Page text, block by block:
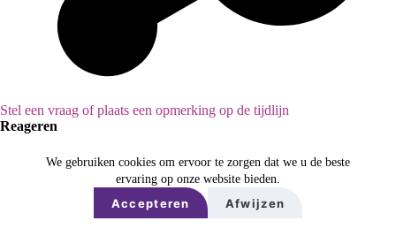
We gebruiken cookies om ervoor te zorgen dat we u de beste
ervaring op onze website bieden.
Accepteren Afwijzen
Stel een vraag of plaats een opmerking op de tijdlijn
Reageren